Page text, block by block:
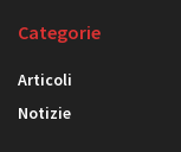
Categorie
Articoli
Notizie